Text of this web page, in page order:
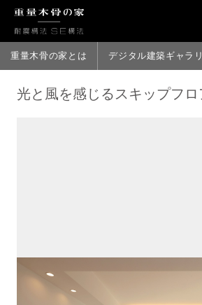
重量木骨の家とは デジタル建築ギャラ
光と風を感じるスキップフロ